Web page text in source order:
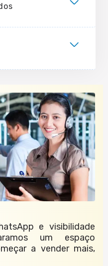
e visibilidade
um espaço
a vender mais,